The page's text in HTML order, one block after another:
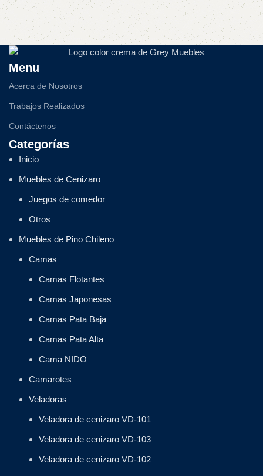
Menu
Acerca de Nosotros
Trabajos Realizados
Contáctenos
Categorías
Inicio
Muebles de Cenizaro
Juegos de comedor
Otros
Muebles de Pino Chileno
Camas
Camas Flotantes
Camas Japonesas
Camas Pata Baja
Camas Pata Alta
Cama NIDO
Camarotes
Veladoras
Veladora de cenizaro VD-101
Veladora de cenizaro VD-103
Veladora de cenizaro VD-102